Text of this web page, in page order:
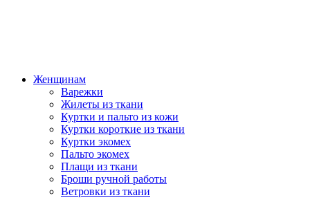
Женщинам
Варежки
Жилеты из ткани
Куртки и пальто из кожи
Куртки короткие из ткани
Куртки экомех
Пальто экомех
Плащи из ткани
Броши ручной работы
Ветровки из ткани